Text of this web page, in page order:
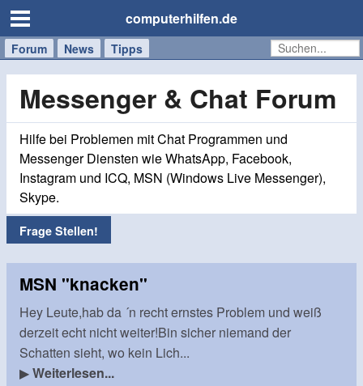
computerhilfen.de
Forum News Tipps
Handy
Windows
Mac
Messenger & Chat Forum
Hilfe bei Problemen mit Chat Programmen und
Messenger Diensten wie WhatsApp, Facebook,
Instagram und ICQ, MSN (Windows Live Messenger),
Skype.
Frage Stellen!
MSN "knacken"
Hey Leute,hab da ´n recht ernstes Problem und weiß
derzeit echt nicht weiter!Bin sicher niemand der
Schatten sieht, wo kein Lich...
▶Weiterlesen...